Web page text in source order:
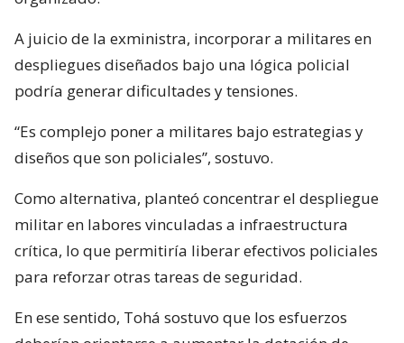
A juicio de la exministra, incorporar a militares en
despliegues diseñados bajo una lógica policial
podría generar dificultades y tensiones.
“Es complejo poner a militares bajo estrategias y
diseños que son policiales”, sostuvo.
Como alternativa, planteó concentrar el despliegue
militar en labores vinculadas a infraestructura
crítica, lo que permitiría liberar efectivos policiales
para reforzar otras tareas de seguridad.
En ese sentido, Tohá sostuvo que los esfuerzos